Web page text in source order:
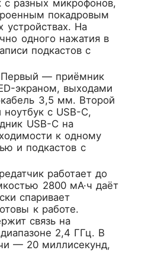
разных микрофонов,
покадровым
На
одного нажатия в
подкастов с
Первый — приёмник
экраном, выходами
3,5 мм. Второй
с USB-C,
USB-C на
к одному
и подкастов с
работает до
2800 мА·ч даёт
спаривает
к работе.
связь на
2,4 ГГц. В
— 20 миллисекунд,